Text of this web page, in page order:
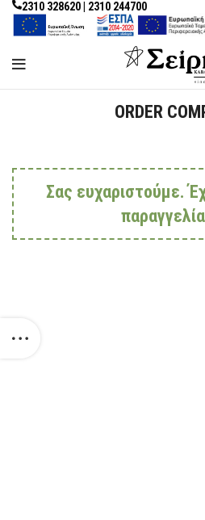
2310 328620 | 2310 244700
ORDER
Σας ευχαριστούμε.